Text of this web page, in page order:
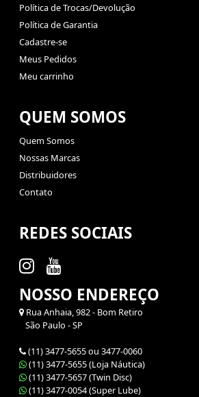
Política de Trocas/Devolução
Política de Garantia
Cadastre-se
Meus Pedidos
Meu carrinho
QUEM SOMOS
Quem Somos
Nossas Marcas
Distribuidores
Contato
REDES SOCIAIS
NOSSO ENDEREÇO
Rua Anhaia, 982 - Bom Retiro
São Paulo - SP
(11) 3477-5655 ou 3477-0060
(11) 3477-5655 (Loja Náutica)
(11) 3477-5657 (Twin Disc)
(11) 3477-0054 (Super Lube)